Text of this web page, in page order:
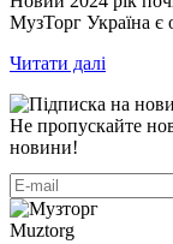
МузТорг Україна є
Читати далі
Не пропускайте
новини!
Muztorg